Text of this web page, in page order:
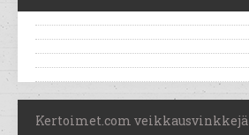
Kertoimet.com veikkausvinkkejä